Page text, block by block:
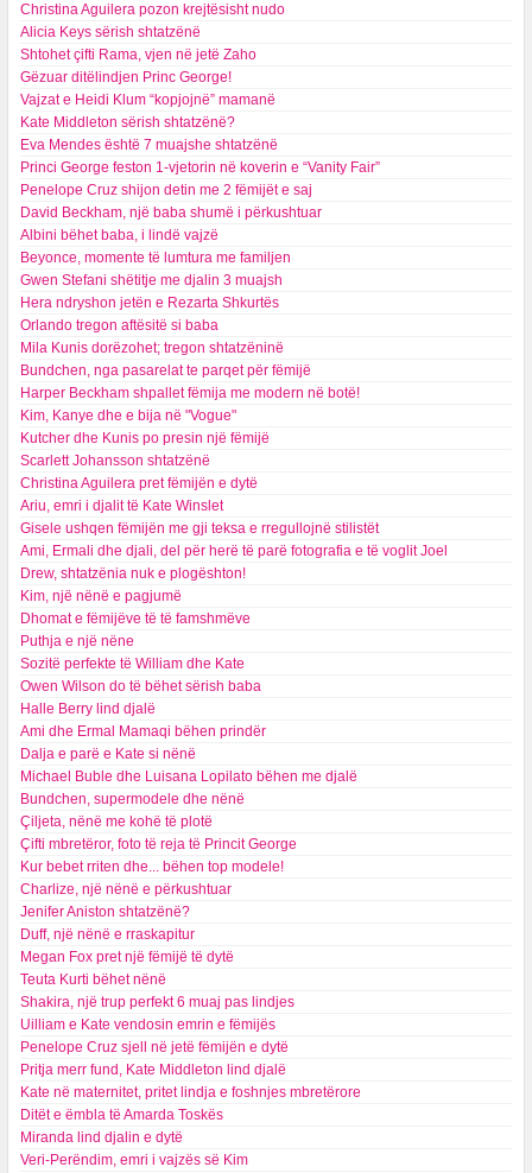
Christina Aguilera pozon krejtësisht nudo
Alicia Keys sërish shtatzënë
Shtohet çifti Rama, vjen në jetë Zaho
Gëzuar ditëlindjen Princ George!
Vajzat e Heidi Klum “kopjojnë” mamanë
Kate Middleton sërish shtatzënë?
Eva Mendes është 7 muajshe shtatzënë
Princi George feston 1-vjetorin në koverin e “Vanity Fair”
Penelope Cruz shijon detin me 2 fëmijët e saj
David Beckham, një baba shumë i përkushtuar
Albini bëhet baba, i lindë vajzë
Beyonce, momente të lumtura me familjen
Gwen Stefani shëtitje me djalin 3 muajsh
Hera ndryshon jetën e Rezarta Shkurtës
Orlando tregon aftësitë si baba
Mila Kunis dorëzohet; tregon shtatzëninë
Bundchen, nga pasarelat te parqet për fëmijë
Harper Beckham shpallet fëmija me modern në botë!
Kim, Kanye dhe e bija në "Vogue"
Kutcher dhe Kunis po presin një fëmijë
Scarlett Johansson shtatzënë
Christina Aguilera pret fëmijën e dytë
Ariu, emri i djalit të Kate Winslet
Gisele ushqen fëmijën me gji teksa e rregullojnë stilistët
Ami, Ermali dhe djali, del për herë të parë fotografia e të voglit Joel
Drew, shtatzënia nuk e plogështon!
Kim, një nënë e pagjumë
Dhomat e fëmijëve të të famshmëve
Puthja e një nëne
Sozitë perfekte të William dhe Kate
Owen Wilson do të bëhet sërish baba
Halle Berry lind djalë
Ami dhe Ermal Mamaqi bëhen prindër
Dalja e parë e Kate si nënë
Michael Buble dhe Luisana Lopilato bëhen me djalë
Bundchen, supermodele dhe nënë
Çiljeta, nënë me kohë të plotë
Çifti mbretëror, foto të reja të Princit George
Kur bebet rriten dhe... bëhen top modele!
Charlize, një nënë e përkushtuar
Jenifer Aniston shtatzënë?
Duff, një nënë e rraskapitur
Megan Fox pret një fëmijë të dytë
Teuta Kurti bëhet nënë
Shakira, një trup perfekt 6 muaj pas lindjes
Uilliam e Kate vendosin emrin e fëmijës
Penelope Cruz sjell në jetë fëmijën e dytë
Pritja merr fund, Kate Middleton lind djalë
Kate në maternitet, pritet lindja e foshnjes mbretërore
Ditët e ëmbla të Amarda Toskës
Miranda lind djalin e dytë
Veri-Perëndim, emri i vajzës së Kim